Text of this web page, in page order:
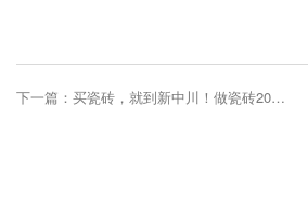
下一篇：买瓷砖，就到新中川！做瓷砖20多年，因自家装修选用依诺，最后加盟依诺！